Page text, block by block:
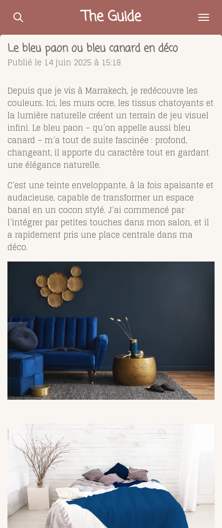
Passer
contenu
principal
The Guide
Le bleu paon ou bleu canard en déco
Publié le 14 juin 2025 à 15:18
Depuis que je vis à Marrakech, je redécouvre les
couleurs. Ici, les murs ocre, les tissus chatoyants et
la lumière naturelle créent un terrain de jeu visuel
infini. Le bleu paon – qu’on appelle aussi bleu
canard – m’a tout de suite fascinée : profond,
changeant, il apporte du caractère tout en gardant
une élégance naturelle.
C’est une teinte enveloppante, à la fois apaisante et
audacieuse, capable de transformer un espace
banal en un cocon stylé. J’ai commencé par
l’intégrer par petites touches dans mon salon, et il
a rapidement pris une place centrale dans ma
déco.